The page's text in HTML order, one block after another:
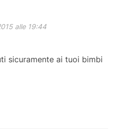
alle 19:44
sicuramente ai tuoi bimbi